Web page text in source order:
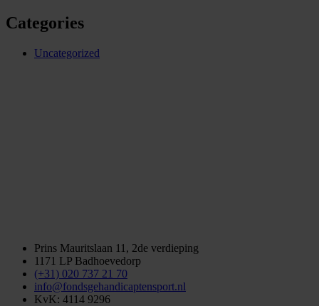
Categories
Uncategorized
Prins Mauritslaan 11, 2de verdieping
1171 LP Badhoevedorp
(+31) 020 737 21 70
info@fondsgehandicaptensport.nl
KvK: 4114 9296